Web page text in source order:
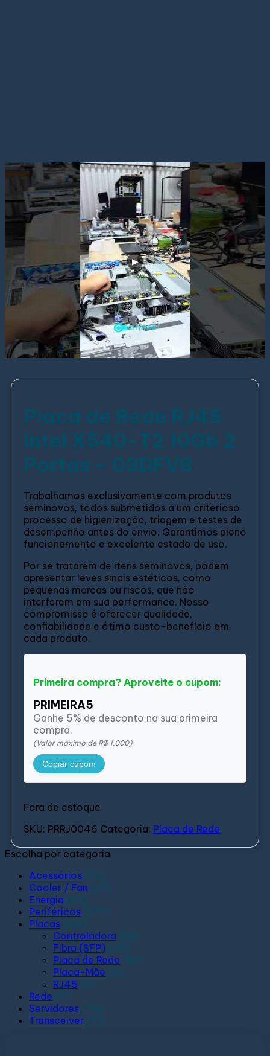
Placa de Rede RJ45
Intel X540-T2 10Gb 2
Portas – 03DFV8
Trabalhamos exclusivamente com produtos
seminovos, todos submetidos a um criterioso
processo de higienização, triagem e testes de
desempenho antes do envio. Garantimos pleno
funcionamento e excelente estado de uso.
Por se tratarem de itens seminovos, podem
apresentar leves sinais estéticos, como
pequenas marcas ou riscos, que não
interferem em sua performance. Nosso
compromisso é oferecer qualidade,
confiabilidade e ótimo custo-benefício em
cada produto.
Primeira compra? Aproveite o cupom:
PRIMEIRA5
Ganhe 5% de desconto na sua primeira
compra.
(Valor máximo de R$ 1.000)
Copiar cupom
Fora de estoque
SKU: PRRJ0046 Categoria: Placa de Rede
Escolha por categoria
Acessórios (74)
Cooler / Fan (27)
Energia (62)
Periféricos (277)
Placas (213)
Controladora (61)
Fibra (SFP) (26)
Placa de Rede (60)
Placa-Mãe (6)
RJ45 (8)
Rede (7)
Servidores (79)
Transceiver (71)